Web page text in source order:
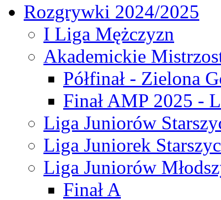
Rozgrywki 2024/2025
I Liga Mężczyzn
Akademickie
Półfinał - Zielona
Finał AMP 2025 -
Liga Juniorów
Liga Juniorek
Liga Juniorów
Finał A